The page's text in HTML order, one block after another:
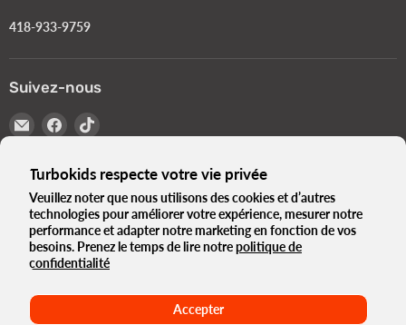
Turbokids respecte votre vie privée
Veuillez noter que nous utilisons des cookies et d’autres
technologies pour améliorer votre expérience, mesurer notre
performance et adapter notre marketing en fonction de vos
besoins. Prenez le temps de lire notrepolitique de
confidentialité
Accepter
418-933-9759
Suivez-nous
Email
Turbokids.ca
Trouvez-
nous
Facebook
Trouvez-
nous
TikTok
Langue
Français
Pays
Canada
Normes Gouvernementales e-Bikes